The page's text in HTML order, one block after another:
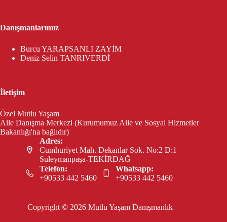
Danışmanlarımız
Burcu YARAPSANLI ZAYİM
Deniz Selin TANRIVERDİ
İletişim
Özel Mutlu Yaşam
Aile Danışma Merkezi (Kurumumuz Aile ve Sosyal Hizmetler
Bakanlığı'na bağlıdır)
Adres:
Cumhuriyet Mah. Dekanlar Sok. No:2 D:1
Suleymanpaşa-TEKİRDAĞ
Telefon:
+90533 442 5460
Whatsapp:
+90533 442 5460
Copyright © 2026 Mutlu Yaşam Danışmanlık